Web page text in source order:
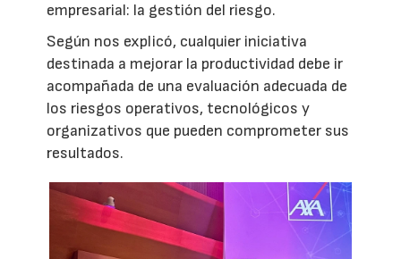
empresarial: la gestión del riesgo.
Según nos explicó, cualquier iniciativa
destinada a mejorar la productividad debe ir
acompañada de una evaluación adecuada de
los riesgos operativos, tecnológicos y
organizativos que pueden comprometer sus
resultados.